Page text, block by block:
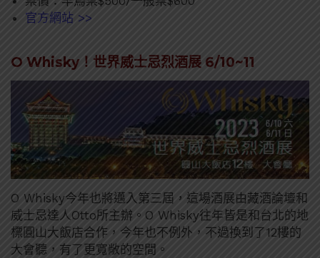
官方網站 >>
O Whisky！世界威士忌烈酒展 6/10~11
O Whisky今年也將邁入第三屆，這場酒展由藏酒論壇和
威士忌達人Otto所主辦。O Whisky往年皆是和台北的地
標圓山大飯店合作，今年也不例外，不過換到了12樓的
大會聽，有了更寬敞的空間。